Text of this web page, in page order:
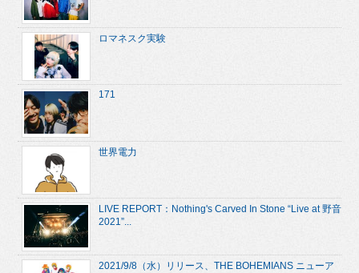
ロマネスク実験
171
世界電力
LIVE REPORT：Nothing's Carved In Stone “Live at 野音
2021”...
2021/9/8（水）リリース、THE BOHEMIANS ニューア